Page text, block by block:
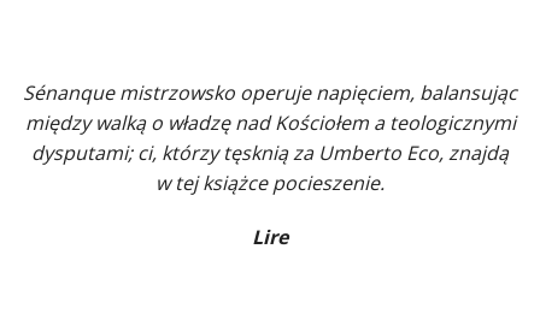
Sénanque mistrzowsko operuje napięciem, balansując
między walką o władzę nad Kościołem a teologicznymi
dysputami; ci, którzy tęsknią za Umberto Eco, znajdą
w tej książce pocieszenie.
Lire